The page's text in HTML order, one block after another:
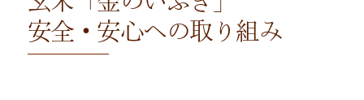
安全・安心への取り組み